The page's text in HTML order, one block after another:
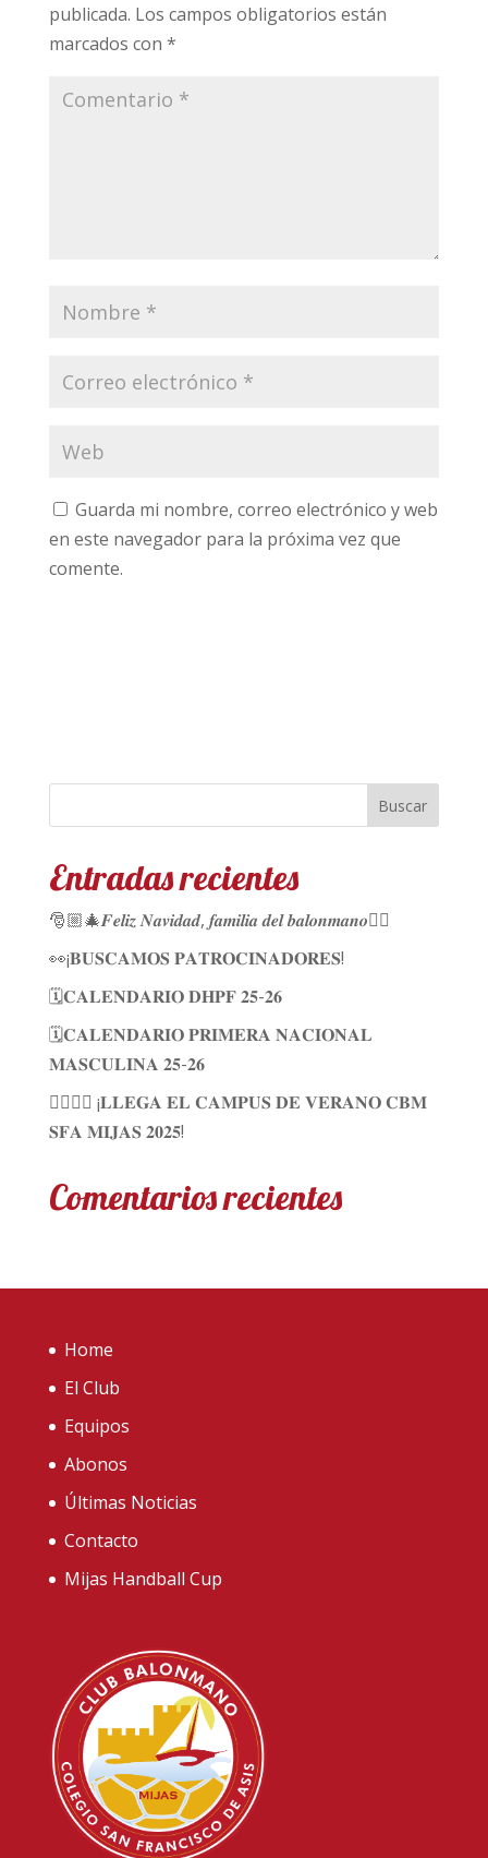
publicada. Los campos obligatorios están
marcados con *
Guarda mi nombre, correo electrónico y web
en este navegador para la próxima vez que
comente.
Entradas recientes
🎅🏼🎄𝑭𝒆𝒍𝒊𝒛 𝑵𝒂𝒗𝒊𝒅𝒂𝒅, 𝒇𝒂𝒎𝒊𝒍𝒊𝒂 𝒅𝒆𝒍 𝒃𝒂𝒍𝒐𝒏𝒎𝒂𝒏𝒐🤾‍♀️
👀¡𝐁𝐔𝐒𝐂𝐀𝐌𝐎𝐒 𝐏𝐀𝐓𝐑𝐎𝐂𝐈𝐍𝐀𝐃𝐎𝐑𝐄𝐒!
🗓️𝐂𝐀𝐋𝐄𝐍𝐃𝐀𝐑𝐈𝐎 𝐃𝐇𝐏𝐅 𝟐𝟓-𝟐𝟔
🗓️𝐂𝐀𝐋𝐄𝐍𝐃𝐀𝐑𝐈𝐎 𝐏𝐑𝐈𝐌𝐄𝐑𝐀 𝐍𝐀𝐂𝐈𝐎𝐍𝐀𝐋
𝐌𝐀𝐒𝐂𝐔𝐋𝐈𝐍𝐀 𝟐𝟓-𝟐𝟔
🤾🏼‍♀✨ ¡𝐋𝐋𝐄𝐆𝐀 𝐄𝐋 𝐂𝐀𝐌𝐏𝐔𝐒 𝐃𝐄 𝐕𝐄𝐑𝐀𝐍𝐎 𝐂𝐁𝐌
𝐒𝐅𝐀 𝐌𝐈𝐉𝐀𝐒 𝟐𝟎𝟐𝟓!
Comentarios recientes
Home
El Club
Equipos
Abonos
Últimas Noticias
Contacto
Mijas Handball Cup